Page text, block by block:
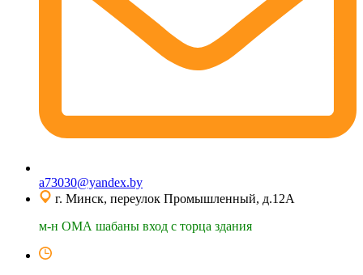
a73030@yandex.by
г. Минск, переулок Промышленный, д.12А
м-н ОМА шабаны вход с торца здания